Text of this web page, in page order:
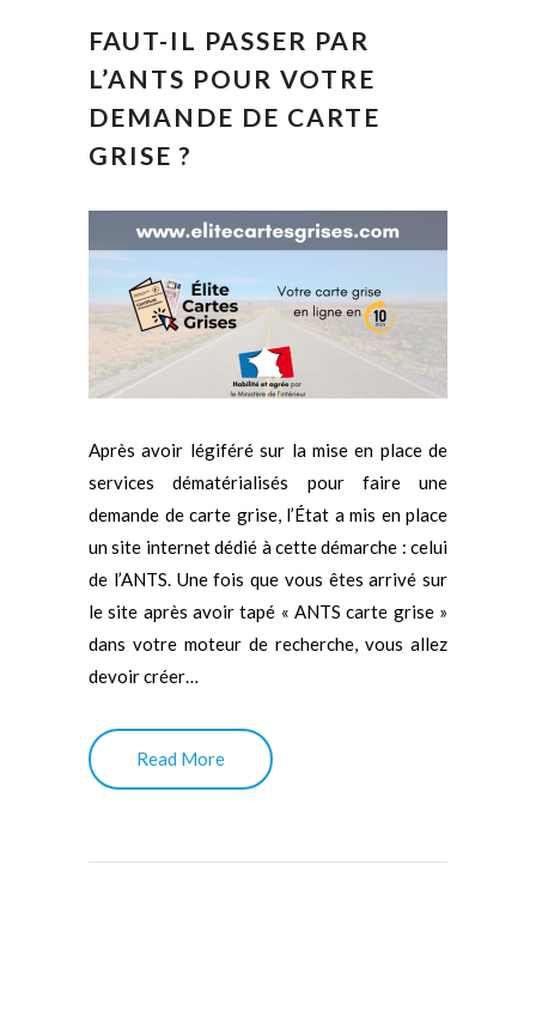
FAUT-IL PASSER PAR
L’ANTS POUR VOTRE
DEMANDE DE CARTE
GRISE ?
Après avoir légiféré sur la mise en place de
services dématérialisés pour faire une
demande de carte grise, l’État a mis en place
un site internet dédié à cette démarche : celui
de l’ANTS. Une fois que vous êtes arrivé sur
le site après avoir tapé « ANTS carte grise »
dans votre moteur de recherche, vous allez
devoir créer…
Read More